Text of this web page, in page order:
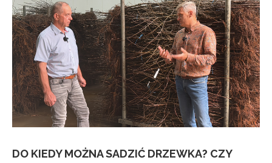
DO KIEDY MOŻNA SADZIĆ DRZEWKA? CZY